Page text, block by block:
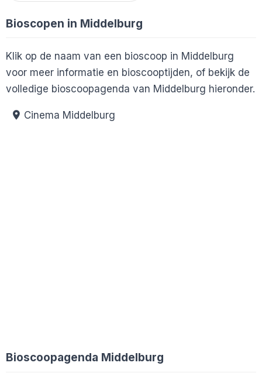
Bioscopen in Middelburg
Klik op de naam van een bioscoop in Middelburg
voor meer informatie en bioscooptijden, of bekijk de
volledige bioscoopagenda van Middelburg hieronder.
Cinema Middelburg
Bioscoopagenda Middelburg